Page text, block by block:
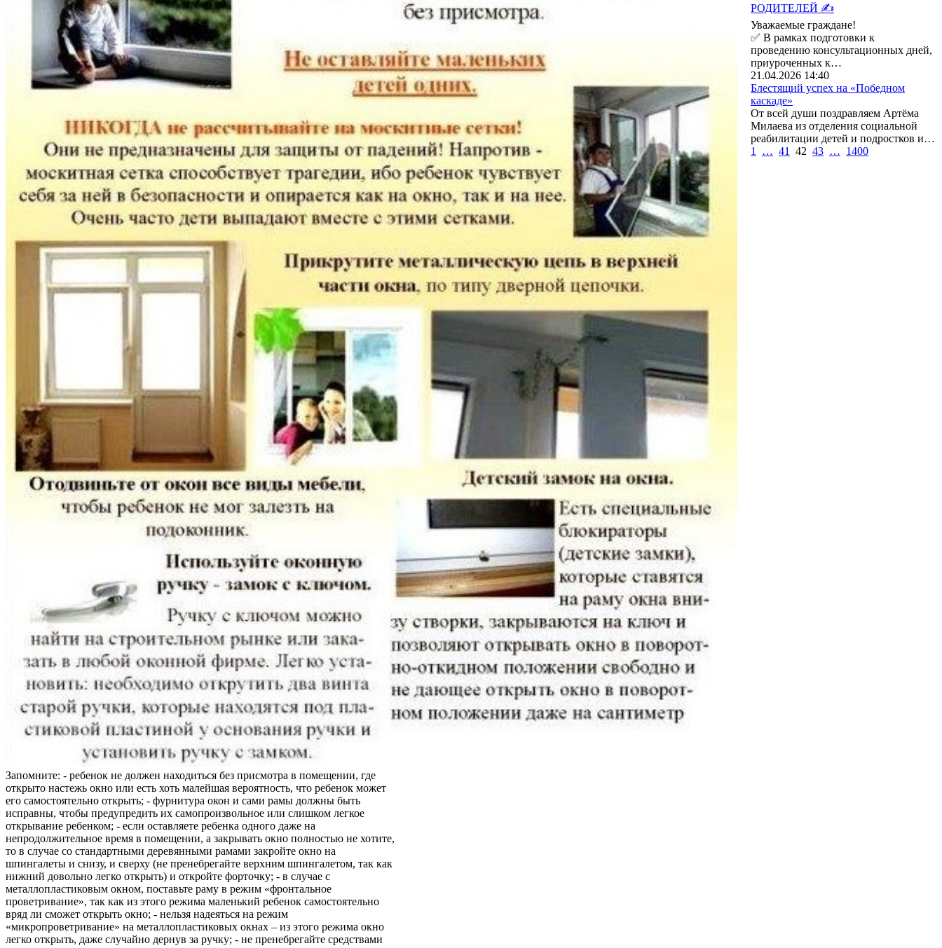
Запомните: - ребенок не должен находиться без присмотра в помещении, где
открыто настежь окно или есть хоть малейшая вероятность, что ребенок может
его самостоятельно открыть; - фурнитура окон и сами рамы должны быть
исправны, чтобы предупредить их самопроизвольное или слишком легкое
открывание ребенком; - если оставляете ребенка одного даже на
непродолжительное время в помещении, а закрывать окно полностью не хотите,
то в случае со стандартными деревянными рамами закройте окно на
шпингалеты и снизу, и сверху (не пренебрегайте верхним шпингалетом, так как
нижний довольно легко открыть) и откройте форточку; - в случае с
металлопластиковым окном, поставьте раму в режим «фронтальное
проветривание», так как из этого режима маленький ребенок самостоятельно
вряд ли сможет открыть окно; - нельзя надеяться на режим
«микропроветривание» на металлопластиковых окнах – из этого режима окно
легко открыть, даже случайно дернув за ручку; - не пренебрегайте средствами
РОДИТЕЛЕЙ ✍
Уважаемые граждане!
✅ В рамках подготовки к
проведению консультационных дней,
приуроченных к…
21.04.2026 14:40
Блестящий успех на «Победном
каскаде»
От всей души поздравляем Артёма
Милаева из отделения социальной
реабилитации детей и подростков и…
1
… 41 42 43 … 1400